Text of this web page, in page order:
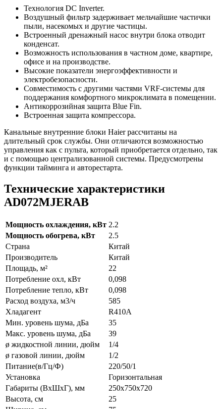
Технология DC Inverter.
Воздушный фильтр задерживает мельчайшие частички
пыли, насекомых и другие частицы.
Встроенный дренажный насос внутри блока отводит
конденсат.
Возможность использования в частном доме, квартире,
офисе и на производстве.
Высокие показатели энергоэффективности и
электробезопасности.
Совместимость с другими частями VRF-системы для
поддержания комфортного микроклимата в помещении.
Антикоррозийная защита Blue Fin.
Встроенная защита компрессора.
Канальные внутренние блоки Haier рассчитаны на
длительный срок службы. Они отличаются возможностью
управления как с пульта, который приобретается отдельно, так
и с помощью централизованной системы. Предусмотрены
функции тайминга и авторестарта.
Технические характеристики
AD072MJERAB
Мощность охлаждения, кВт 2.2
Мощность обогрева, кВт
2.5
Страна
Китай
Производитель
Китай
Площадь, м²
22
Потребление охл, кВт
0,098
Потребление тепло, кВт
0,098
Расход воздуха, м3/ч
585
Хладагент
R410A
Мин. уровень шума, дБа
35
Макс. уровень шума, дБа
39
ø жидкостной линии, дюйм
1/4
ø газовой линии, дюйм
1/2
Питание(в/Гц/Ф)
220/50/1
Установка
Горизонтальная
Габариты (ВxШxГ), мм
250x750x720
Высота, см
25